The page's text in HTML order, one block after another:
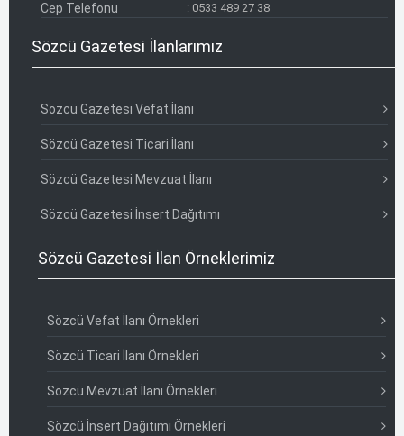
Cep Telefonu : 0533 489 27 38
Sözcü Gazetesi İlanlarımız
Sözcü Gazetesi Vefat İlanı
Sözcü Gazetesi Ticari İlanı
Sözcü Gazetesi Mevzuat İlanı
Sözcü Gazetesi İnsert Dağıtımı
Sözcü Gazetesi İlan Örneklerimiz
Sözcü Vefat İlanı Örnekleri
Sözcü Ticari İlanı Örnekleri
Sözcü Mevzuat İlanı Örnekleri
Sözcü İnsert Dağıtımı Örnekleri